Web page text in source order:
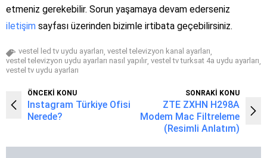
etmeniz gerekebilir. Sorun yaşamaya devam ederseniz
iletişim sayfası üzerinden bizimle irtibata geçebilirsiniz.
vestel led tv uydu ayarları, vestel televizyon kanal ayarları,
vestel televizyon uydu ayarları nasıl yapılır, vestel tv turksat 4a uydu ayarları,
vestel tv uydu ayarları
ÖNCEKİ KONU
Instagram Türkiye Ofisi
Nerede?
SONRAKİ KONU
ZTE ZXHN H298A
Modem Mac Filtreleme
(Resimli Anlatım)